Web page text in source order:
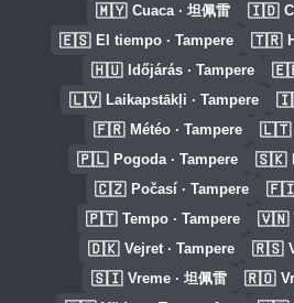
🇲🇾 Cuaca · 坦佩雷 🇮🇩
🇪🇸 El tiempo · Tampere 🇹🇷
🇭🇺 Időjárás · Tampere
🇱🇻 Laikapstākļi · Tampere
🇫🇷 Météo · Tampere 🇱🇹
🇵🇱 Pogoda · Tampere 🇸🇰
🇨🇿 Počasí · Tampere
🇵🇹 Tempo · Tampere 🇻🇳
🇩🇰 Vejret · Tampere 🇷🇸
🇸🇮 Vreme · 坦佩雷 🇷🇴